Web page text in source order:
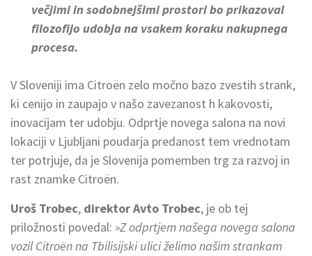
večjimi in sodobnejšimi prostori bo prikazoval
filozofijo udobja na vsakem koraku nakupnega
procesa.
V Sloveniji ima Citroën zelo močno bazo zvestih strank,
ki cenijo in zaupajo v našo zavezanost h kakovosti,
inovacijam ter udobju. Odprtje novega salona na novi
lokaciji v Ljubljani poudarja predanost tem vrednotam
ter potrjuje, da je Slovenija pomemben trg za razvoj in
rast znamke Citroën.
Uroš Trobec, direktor Avto Trobec, je ob tej
priložnosti povedal: »Z odprtjem našega novega salona
vozil Citroën na Tbilisijski ulici želimo našim strankam